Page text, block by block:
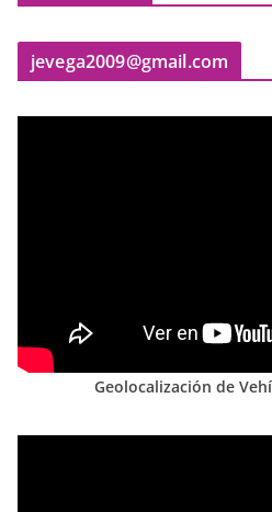
jevega2009@gmail.com
Geolocalización de